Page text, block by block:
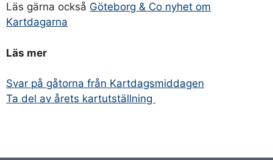
Läs gärna också Göteborg & Co nyhet om
Kartdagarna
Läs mer
Svar på gåtorna från Kartdagsmiddagen
Ta del av årets kartutställning